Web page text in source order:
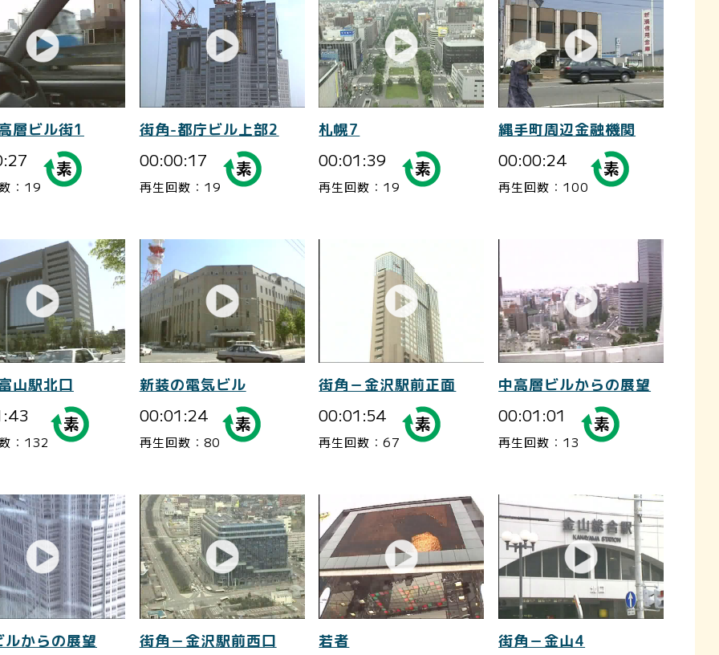
層ビル街1
：19
街角-都庁ビル上部2
00:00:17
再生回数：19
札幌7
00:01:39
再生回数：19
縄手町周辺金融機関
00:00:24
再生回数：100
山駅北口
：132
新装の電気ビル
00:01:24
再生回数：80
街角－金沢駅前正面
00:01:54
再生回数：67
中高層ビルからの展望
00:01:01
再生回数：13
ルからの展望 街角－金沢駅前西口 若者 街角－金山4